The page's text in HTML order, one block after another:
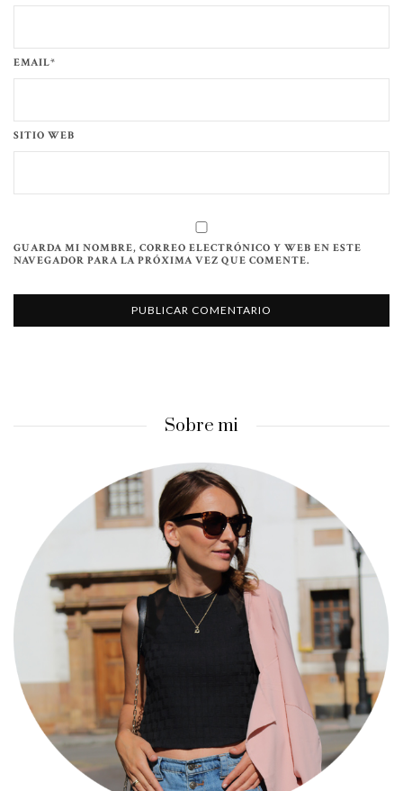
EMAIL*
SITIO WEB
GUARDA MI NOMBRE, CORREO ELECTRÓNICO Y WEB EN ESTE
NAVEGADOR PARA LA PRÓXIMA VEZ QUE COMENTE.
Sobre mi